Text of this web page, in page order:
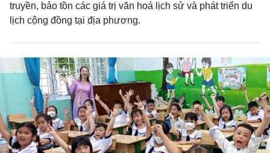
truyền, bảo tồn các giá trị văn hoá lịch sử và phát triển du
lịch cộng đồng tại địa phương.